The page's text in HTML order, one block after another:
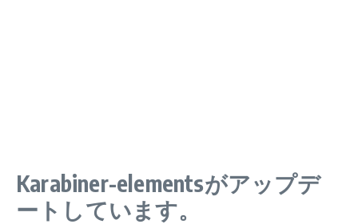
Karabiner-elementsがアップデ
ートしています。